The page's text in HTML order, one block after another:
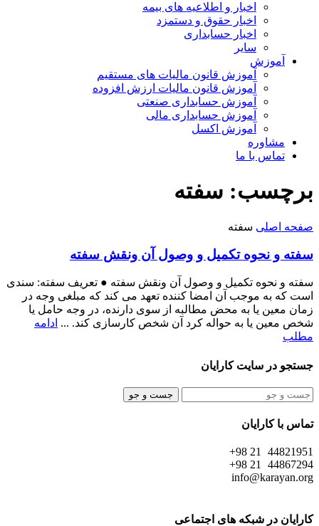
اخبار و اطلاعیه های بیمه
اخبار حقوق و دستمزد
اخبار حسابداری
سایر
آموزش
آموزش قانون مالیات های مستقیم
آموزش قانون مالیات ارزش افزوده
آموزش حسابداری صنعتی
آموزش حسابداری مالی
آموزش اکسل
مشاوره
تماس با ما
برچسب: سفته
صفحه اصلی سفته
سفته و نحوه تکمیل و وصول آن ونقش سفته
سفته و نحوه تکمیل و وصول آن ونقش سفته ● تعریف سفته: سندی
است که به موجب آن امضا کننده تعهد می کند که مبلغی وجه در
زمان معین یا به محض مطالبه از سوی دارنده، در وجه حامل یا
شخص معین یا به حواله کرد آن شخص کارسازی کند. ... ادامه
مطلب
جستجو در سایت کارایان
جست و جو
تماس با کارایان
44821951 21 98+
44867294 21 98+
info@karayan.org
کارایان در شبکه های اجتماعی